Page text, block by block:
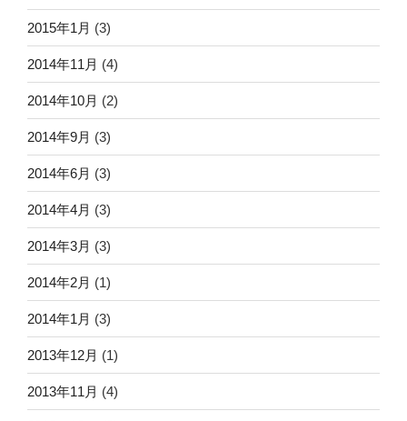
2015年1月 (3)
2014年11月 (4)
2014年10月 (2)
2014年9月 (3)
2014年6月 (3)
2014年4月 (3)
2014年3月 (3)
2014年2月 (1)
2014年1月 (3)
2013年12月 (1)
2013年11月 (4)